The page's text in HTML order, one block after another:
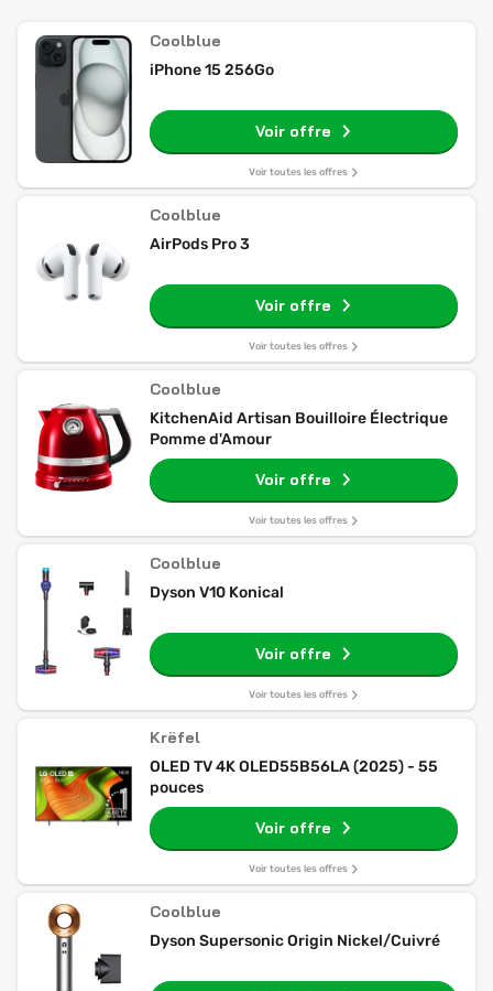
Coolblue
iPhone 15 256Go
Voir offre
Voir toutes les offres
Coolblue
AirPods Pro 3
Voir offre
Voir toutes les offres
Coolblue
KitchenAid Artisan Bouilloire Électrique
Pomme d'Amour
Voir offre
Voir toutes les offres
Coolblue
Dyson V10 Konical
Voir offre
Voir toutes les offres
Krëfel
OLED TV 4K OLED55B56LA (2025) - 55
pouces
Voir offre
Voir toutes les offres
Coolblue
Dyson Supersonic Origin Nickel/Cuivré